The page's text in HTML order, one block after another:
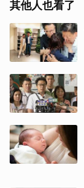
其他人也看了